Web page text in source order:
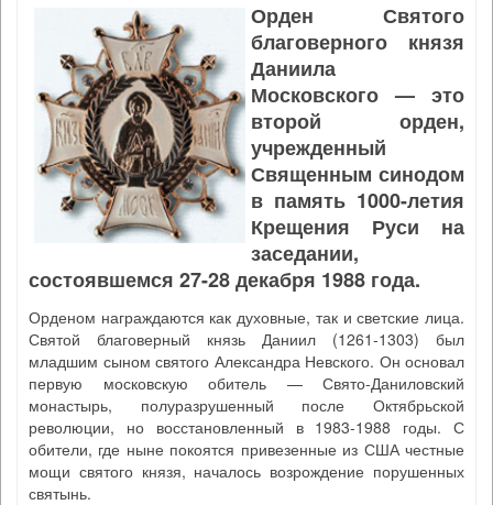
Орден Святого
благоверного князя
Даниила
Московского — это
второй орден,
учрежденный
Священным синодом
в память 1000-летия
Крещения Руси на
заседании,
состоявшемся 27-28 декабря 1988 года.
Орденом награждаются как духовные, так и светские лица.
Святой благоверный князь Даниил (1261-1303) был
младшим сыном святого Александра Невского. Он основал
первую московскую обитель — Свято-Даниловский
монастырь, полуразрушенный после Октябрьской
революции, но восстановленный в 1983-1988 годы. С
обители, где ныне покоятся привезенные из США честные
мощи святого князя, началось возрождение порушенных
святынь.